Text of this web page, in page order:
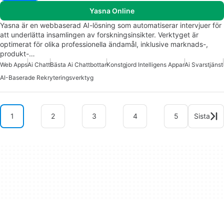
Yasna Online
Yasna är en webbaserad AI-lösning som automatiserar intervjuer för
att underlätta insamlingen av forskningsinsikter. Verktyget är
optimerat för olika professionella ändamål, inklusive marknads-,
produkt-…
Web AppsAi ChattBästa Ai ChattbottarKonstgjord Intelligens ApparAi Svarstjänst
AI-Baserade Rekryteringsverktyg
1 2 3 4 5 Sista